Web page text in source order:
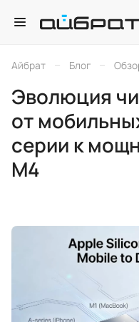
Айбрат – Блог –
Эволюция
от
серии к
M4